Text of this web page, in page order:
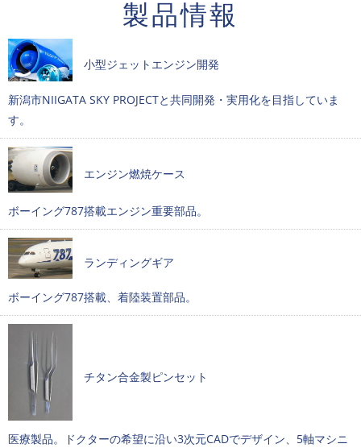
製品情報
小型ジェットエンジン開発
新潟市NIIGATA SKY PROJECTと共同開発・実用化を目指していま
す。
エンジン燃焼ケース
ボーイング787搭載エンジン重要部品。
ランディングギア
ボーイング787搭載、着陸装置部品。
チタン合金製ピンセット
医療製品。ドクターの希望に沿い3次元CADでデザイン、5軸マシニ